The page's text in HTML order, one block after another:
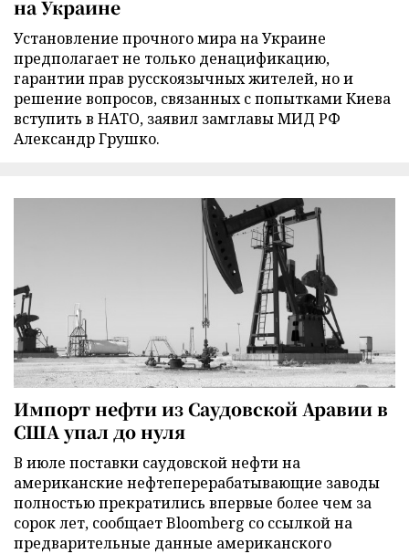
на Украине
Установление прочного мира на Украине
предполагает не только денацификацию,
гарантии прав русскоязычных жителей, но и
решение вопросов, связанных с попытками Киева
вступить в НАТО, заявил замглавы МИД РФ
Александр Грушко.
Импорт нефти из Саудовской Аравии в
США упал до нуля
В июле поставки саудовской нефти на
американские нефтеперерабатывающие заводы
полностью прекратились впервые более чем за
сорок лет, сообщает Bloomberg со ссылкой на
предварительные данные американского